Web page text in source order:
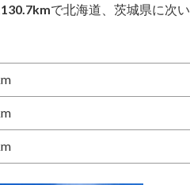
で北海道、茨城県に次い